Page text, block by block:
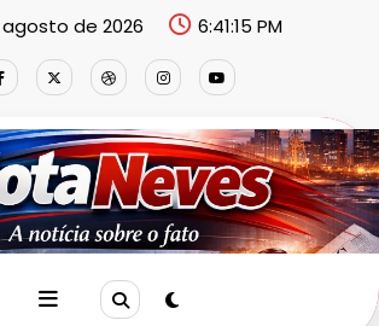
de 2026 6:41:16 PM